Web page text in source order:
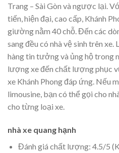
Trang – Sài Gòn và ngược lại.
tiến, hiện đại, cao cấp, Khánh
giường nằm 40 chỗ. Đến các
sang đều có nhà vệ sinh trên xe.
hàng tin tưởng và ủng hộ trong
lượng xe đến chất lượng phục
xe Khánh Phong đáp ứng. Nếu
limousine, bạn có thể gọi cho
cho từng loại xe.
nhà xe quang hạnh
Đánh giá chất lượng: 4.5/5